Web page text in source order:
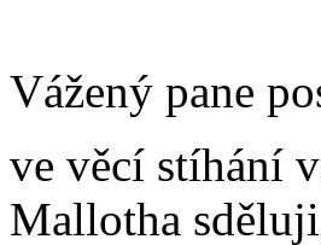
Vážený pane
ve věcí stíhání
Mallotha